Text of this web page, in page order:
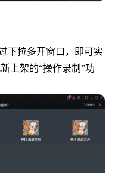
下拉多开窗口，即可实
上架的“操作录制”功